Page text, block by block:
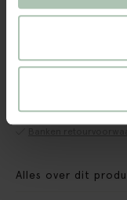
CBW garantie
We maken de bank
Verpakkingsmateriaal
Alles over dit